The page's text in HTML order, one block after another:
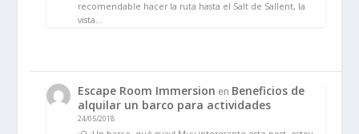
recomendable hacer la ruta hasta el Salt de Sallent, la
vista…
Escape Room Immersion en Beneficios de
alquilar un barco para actividades
24/05/2018